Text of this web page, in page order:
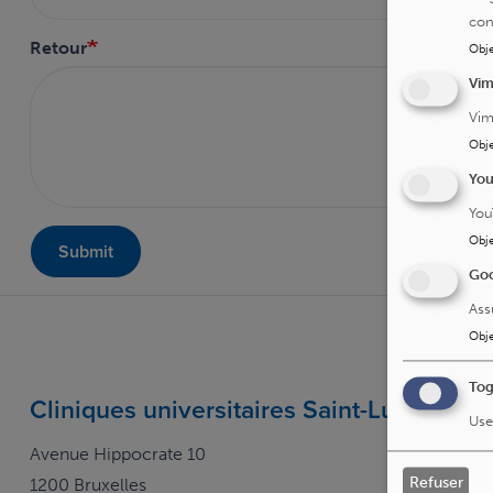
Retour
Submit
Cliniques universitaires Saint-Luc
Avenue Hippocrate 10
1200 Bruxelles
Refuser